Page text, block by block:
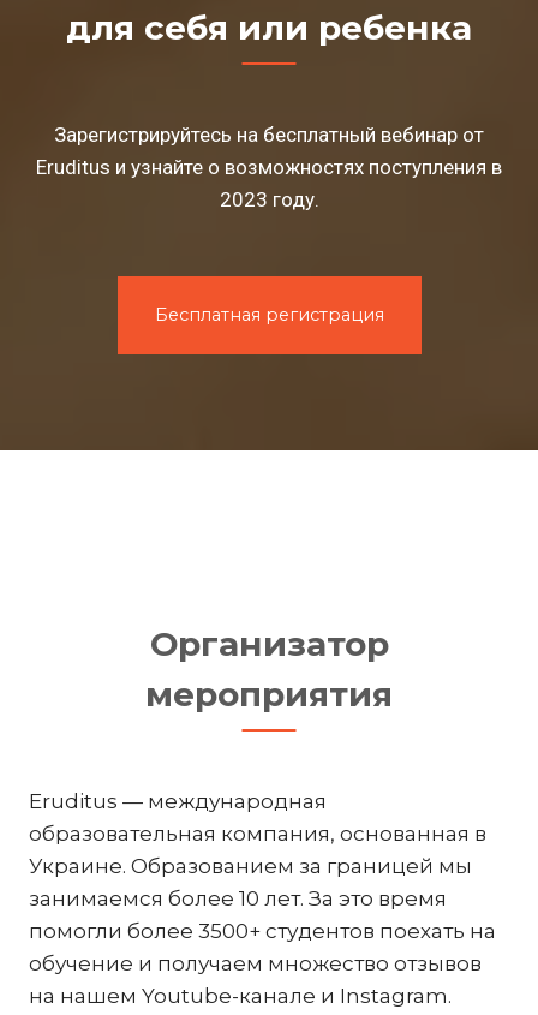
для себя или ребенка
Зарегистрируйтесь на бесплатный вебинар от
Eruditus и узнайте о возможностях поступления в
2023 году.
Бесплатная регистрация
Организатор
мероприятия
Eruditus — международная
образовательная компания, основанная в
Украине. Образованием за границей мы
занимаемся более 10 лет. За это время
помогли более 3500+ студентов поехать на
обучение и получаем множество отзывов
на нашем Youtube-канале и Instagram.